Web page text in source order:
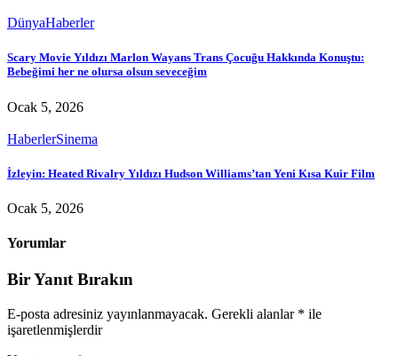
DünyaHaberler
Scary Movie Yıldızı Marlon Wayans Trans Çocuğu Hakkında Konuştu:
Bebeğimi her ne olursa olsun seveceğim
Ocak 5, 2026
HaberlerSinema
İzleyin: Heated Rivalry Yıldızı Hudson Williams’tan Yeni Kısa Kuir Film
Ocak 5, 2026
Yorumlar
Bir Yanıt Bırakın
E-posta adresiniz yayınlanmayacak. Gerekli alanlar * ile
işaretlenmişlerdir